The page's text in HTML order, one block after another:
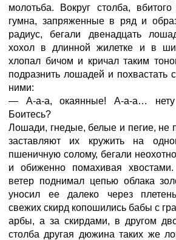
молотьба. Вокруг столба,
гумна, запряженные в ряд и
радиус, бегали двенадцать
хохол в длинной жилетке и в
хлопал бичом и кричал таким
подразнить лошадей и похвастать
ними:
— А-а-а, окаянные! А-а-а…
Боитесь?
Лошади, гнедые, белые и пегие, не
заставляют их кружить на
пшеничную солому, бегали
и обиженно помахивая
ветер поднимал цепью облака
уносил ее далеко через
свежих скирд копошились бабы с
арбы, а за скирдами, в другом
столба другая дюжина таких же